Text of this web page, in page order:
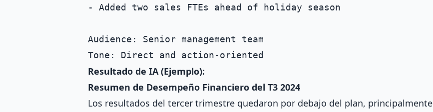
- Added two sales FTEs ahead of holiday season
Audience: Senior management team
Resultado de IA (Ejemplo):
Resumen de Desempeño Financiero del T3 2024
Los resultados del tercer trimestre quedaron por debajo del plan, principalmente